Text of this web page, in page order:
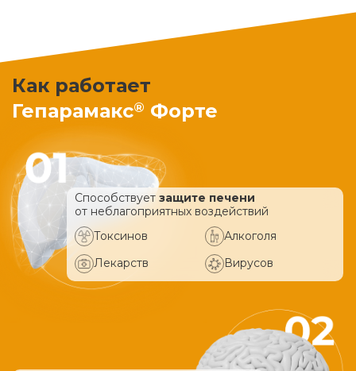
Как работает
Гепарамакс® Форте
Способствует защите печени
от неблагоприятных воздействий
Токсинов
Алкоголя
Лекарств
Вирусов